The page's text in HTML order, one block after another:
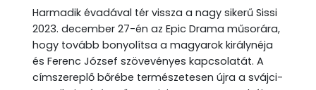
Harmadik évadával tér vissza a nagy sikerű Sissi
2023. december 27-én az Epic Drama műsorára,
hogy tovább bonyolítsa a magyarok királynéja
és Ferenc József szövevényes kapcsolatát. A
címszereplő bőrébe természetesen újra a svájci-